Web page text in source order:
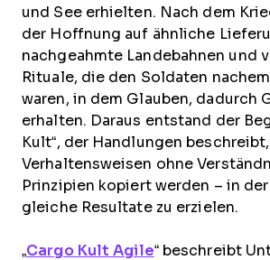
und See erhielten. Nach dem
der Hoffnung auf ähnliche
nachgeahmte Landebahnen und
Rituale, die den Soldaten
waren, in dem Glauben, dadurch
erhalten. Daraus entstand der
Kult“, der Handlungen
Verhaltensweisen ohne
Prinzipien kopiert werden – in
gleiche Resultate zu erzielen.
„Cargo Kult Agile“ beschreibt